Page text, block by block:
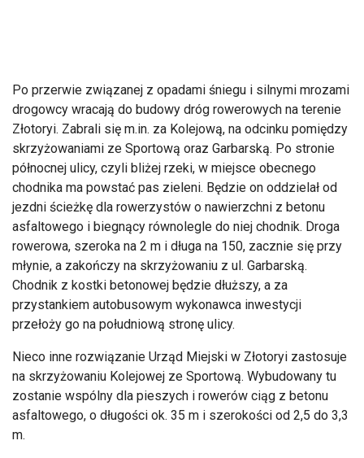
Po przerwie związanej z opadami śniegu i silnymi mrozami
drogowcy wracają do budowy dróg rowerowych na terenie
Złotoryi. Zabrali się m.in. za Kolejową, na odcinku pomiędzy
skrzyżowaniami ze Sportową oraz Garbarską. Po stronie
północnej ulicy, czyli bliżej rzeki, w miejsce obecnego
chodnika ma powstać pas zieleni. Będzie on oddzielał od
jezdni ścieżkę dla rowerzystów o nawierzchni z betonu
asfaltowego i biegnący równolegle do niej chodnik. Droga
rowerowa, szeroka na 2 m i długa na 150, zacznie się przy
młynie, a zakończy na skrzyżowaniu z ul. Garbarską.
Chodnik z kostki betonowej będzie dłuższy, a za
przystankiem autobusowym wykonawca inwestycji
przełoży go na południową stronę ulicy.
Nieco inne rozwiązanie Urząd Miejski w Złotoryi zastosuje
na skrzyżowaniu Kolejowej ze Sportową. Wybudowany tu
zostanie wspólny dla pieszych i rowerów ciąg z betonu
asfaltowego, o długości ok. 35 m i szerokości od 2,5 do 3,3
m.